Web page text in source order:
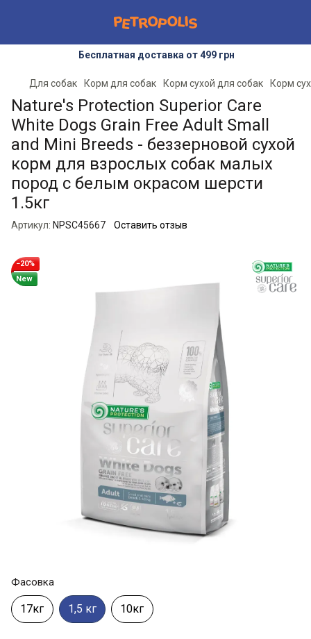
Бесплатная доставка от 499 грн
Для собак Корм для собак Корм сухой для собак Корм
Nature's Protection Superior Care
White Dogs Grain Free Adult Small
and Mini Breeds - беззерновой сухой
корм для взрослых собак малых
пород с белым окрасом шерсти
1.5кг
Артикул: NPSC45667 Оставить отзыв
−20%
New
Фасовка
17кг 1,5 кг 10кг